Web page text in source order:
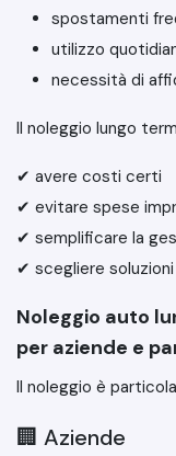
spostamenti
utilizzo
necessità di
Il noleggio lungo
✔ avere costi certi
✔ evitare spese
✔ semplificare la
✔ scegliere
Noleggio auto
per aziende e
Il noleggio è
🏢 Aziende